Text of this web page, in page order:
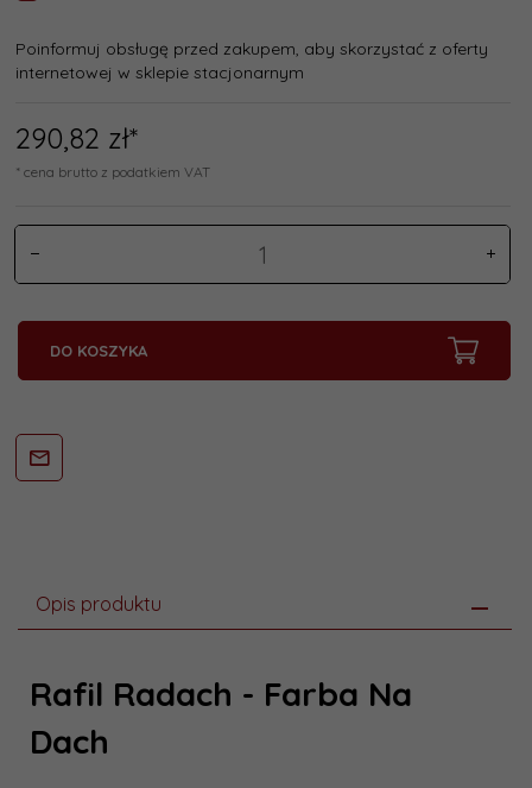
Poinformuj obsługę przed zakupem, aby skorzystać z oferty
internetowej w sklepie stacjonarnym
290,82 zł*
* cena brutto z podatkiem VAT
DO KOSZYKA
Opis produktu
Rafil Radach - Farba Na
Dach